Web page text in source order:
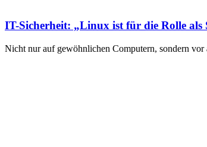
IT-Sicherheit: „Linux ist für die Rolle als
Nicht nur auf gewöhnlichen Computern, sondern